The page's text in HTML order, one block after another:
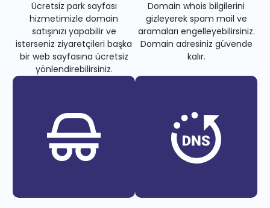
Ücretsiz park sayfası
hizmetimizle domain
satışınızı yapabilir ve
isterseniz ziyaretçileri başka
bir web sayfasına ücretsiz
yönlendirebilirsiniz.
Domain whois bilgilerini
gizleyerek spam mail ve
aramaları engelleyebilirsiniz.
Domain adresiniz güvende
kalır.